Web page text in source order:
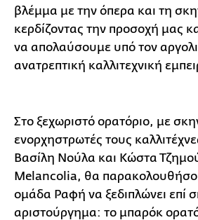
βλέμμα με την όπερα και τη
κερδίζοντας την προσοχή μας
να απολαύσουμε υπό τον
ανατρεπτική καλλιτεχνική
Στο ξεχωριστό ορατόριο, με
ενορχηστρωτές τους
Βασίλη Νούλα και Κώστα
Melancolia, θα
ομάδα Ραφή να ξεδιπλώνει επί
αριστούργημα: το μπαρόκ